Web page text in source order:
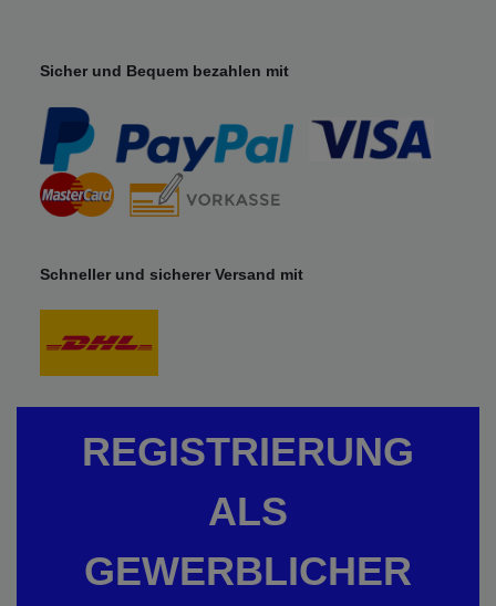
Sicher und Bequem bezahlen mit
Schneller und sicherer Versand mit
REGISTRIERUNG
ALS
GEWERBLICHER